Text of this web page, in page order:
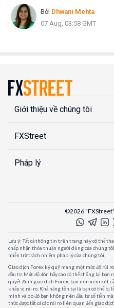
Bởi Dhwani Mehta
07 Aug, 03:58 GMT
Giới thiệu về chúng tôi
FXStreet
Pháp lý
©2026
Lưu ý: Tất cả thông tin trên trang này có thể
chấp nhận thỏa thuận người dùng của chúng
miễn trừ trách nhiệm pháp lý của chúng tôi.
Giao dịch Forex ký quỹ mang một mức độ rủi
đầu tư. Mức độ đòn bẩy cao có thể chống lại
quyết định giao dịch Forêx, bạn nên xem xét
khẩu vị rủi ro. Khả năng tồn tại là bạn có thể bị
mình và do đó bạn không nên đầu tư số tiền
thức được tất cả các rủi ro liên quan đến giao